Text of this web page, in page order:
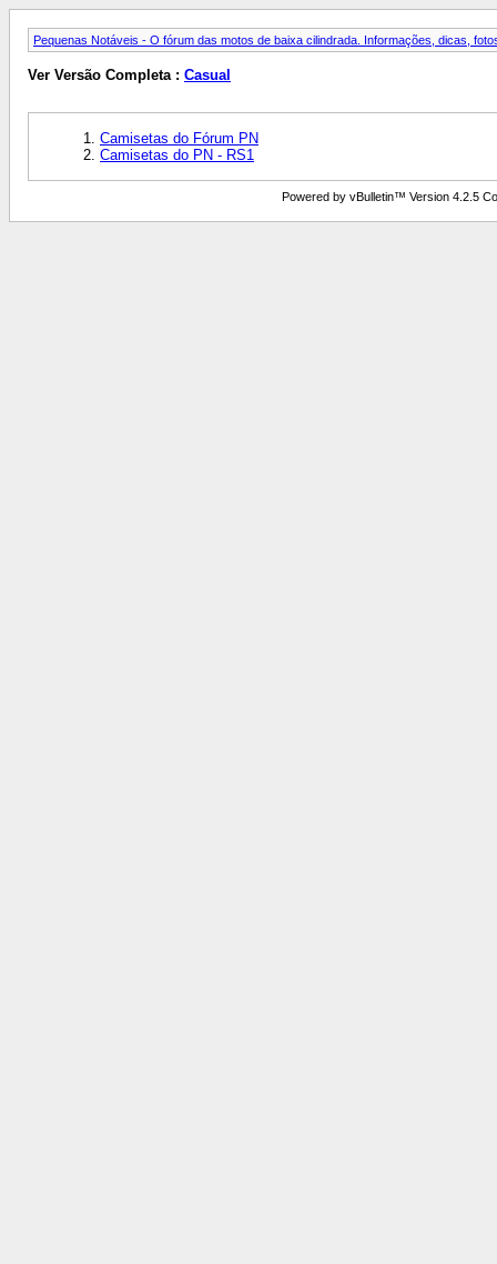
Pequenas Notáveis - O fórum das motos de baixa cilindrada. Informações, dicas,
Ver Versão Completa : Casual
Camisetas do Fórum PN
Camisetas do PN - RS1
Powered by vBulletin™ Version 4.2.5